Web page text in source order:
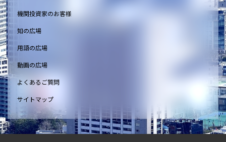
機関投資家のお客様
知の広場
用語の広場
動画の広場
よくあるご質問
サイトマップ